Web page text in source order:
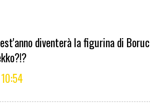
diventerà la figurina di Boruc